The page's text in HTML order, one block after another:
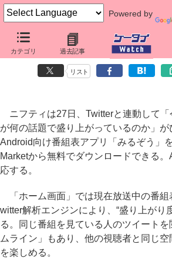
Powered by
カテゴリ 過去記事
ニフティ、話題のテレビ番組がわかるTwitter
プリ
リスト
ニフティは27日、Twitterと連動して「
が何の話題で盛り上がっているのか」が
Android向け番組表アプリ「みるぞう」
Marketから無料でダウンロードできる
応する。
「ホーム画面」では現在放送中の番組
witter解析エンジンにより、“盛り上がり
る。同じ番組を見ている人のツイート
ムライン」もあり、他の視聴者と同じ
を楽しめる。